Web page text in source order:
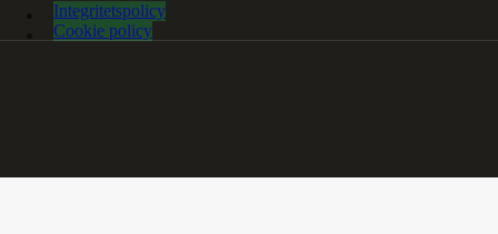
Integritetspolicy
Cookie policy